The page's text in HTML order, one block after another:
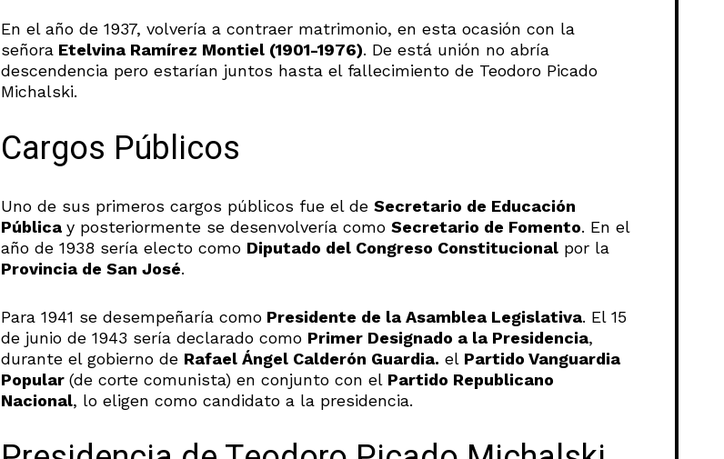
En el año de 1937, volvería a contraer matrimonio, en esta ocasión con la
señoraEtelvina Ramírez Montiel (1901-1976). De está unión no abría
descendencia pero estarían juntos hasta el fallecimiento de Teodoro Picado
Michalski.
Cargos Públicos
Uno de sus primeros cargos públicos fue el de Secretario de Educación
Pública y posteriormente se desenvolvería como Secretario de Fomento. En el
año de 1938 sería electo como Diputado del Congreso Constitucionalpor la
Provincia de San José.
Para 1941 se desempeñaría comoPresidente de la Asamblea Legislativa. El 15
de junio de 1943 sería declarado como Primer Designado a la Presidencia,
durante el gobierno de Rafael Ángel Calderón Guardia. el Partido Vanguardia
Popular (de corte comunista) en conjunto con el Partido Republicano
Nacional, lo eligen como candidato a la presidencia.